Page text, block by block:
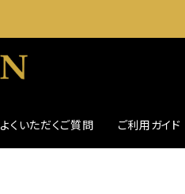
よくいただくご質問 ご利用ガイド